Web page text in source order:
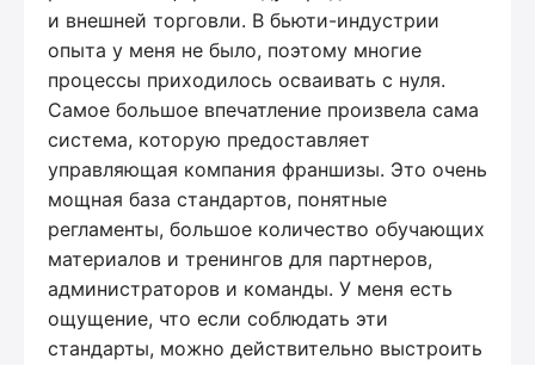
и внешней торговли. В бьюти-индустрии
опыта у меня не было, поэтому многие
процессы приходилось осваивать с нуля.
Самое большое впечатление произвела сама
система, которую предоставляет
управляющая компания франшизы. Это очень
мощная база стандартов, понятные
регламенты, большое количество обучающих
материалов и тренингов для партнеров,
администраторов и команды. У меня есть
ощущение, что если соблюдать эти
стандарты, можно действительно выстроить